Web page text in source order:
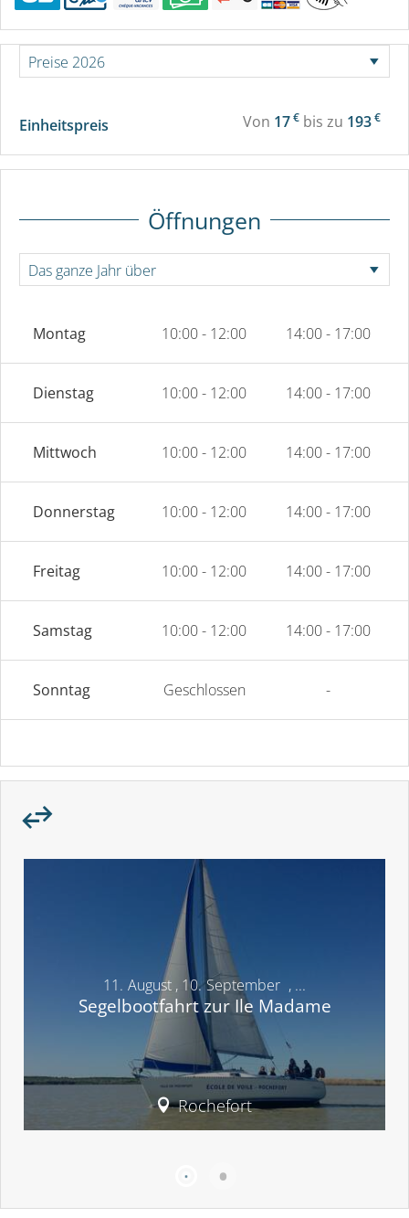
Einheitspreis Von 17€ bis zu 193€
Öffnungen
Montag 10:00 - 12:00 14:00 - 17:00
Dienstag 10:00 - 12:00 14:00 - 17:00
Mittwoch 10:00 - 12:00 14:00 - 17:00
Donnerstag 10:00 - 12:00 14:00 - 17:00
Freitag 10:00 - 12:00 14:00 - 17:00
Samstag 10:00 - 12:00 14:00 - 17:00
Sonntag Geschlossen -
11. August , 10. September , ...
Segelbootfahrt zur Ile Madame
Rochefort